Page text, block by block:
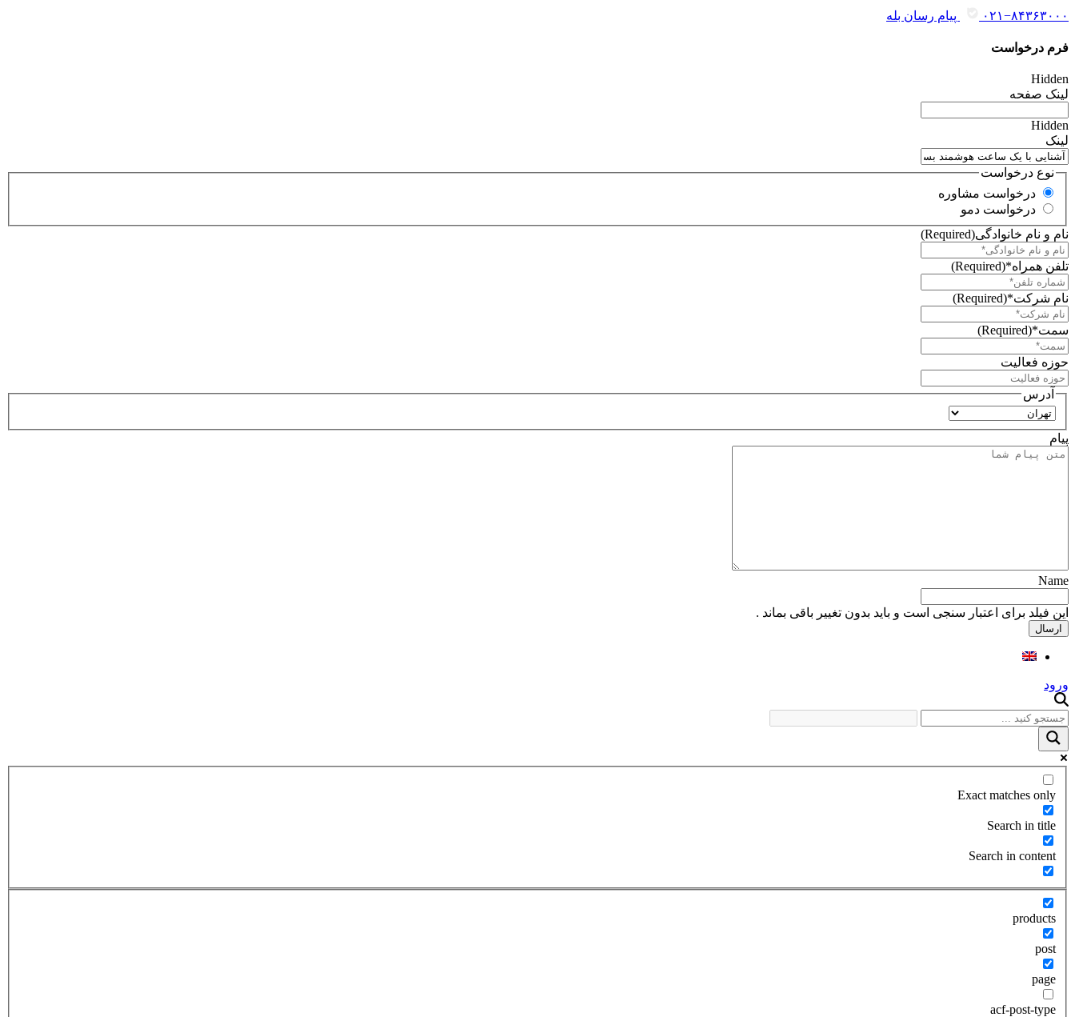
۰۲۱−۸۴۳۶۳۰۰۰ پیام رسان بله
فرم درخواست
Hidden
لینک صفحه
Hidden
لینک
نوع درخواست
درخواست مشاوره
درخواست دمو
نام و نام خانوادگی(Required)
تلفن همراه*(Required)
نام شرکت*(Required)
سمت*(Required)
حوزه فعالیت
آدرس
استان
پیام
Name
این فیلد برای اعتبار سنجی است و باید بدون تغییر باقی بماند .
ورود
Exact matches only
Search in title
Search in content
products
post
page
acf-post-type